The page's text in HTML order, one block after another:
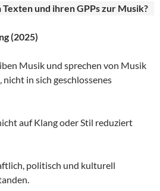
und ihren GPPs zur Musik?
(2025)
Musik und sprechen von Musik
in sich geschlossenes
auf Klang oder Stil reduziert
politisch und kulturell